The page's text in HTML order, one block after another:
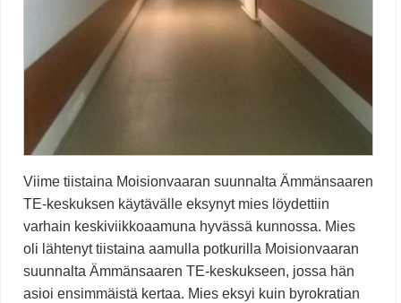
Viime tiistaina Moisionvaaran suunnalta Ämmänsaaren
TE-keskuksen käytävälle eksynyt mies löydettiin
varhain keskiviikkoaamuna hyvässä kunnossa. Mies
oli lähtenyt tiistaina aamulla potkurilla Moisionvaaran
suunnalta Ämmänsaaren TE-keskukseen, jossa hän
asioi ensimmäistä kertaa. Mies eksyi kuin byrokratian